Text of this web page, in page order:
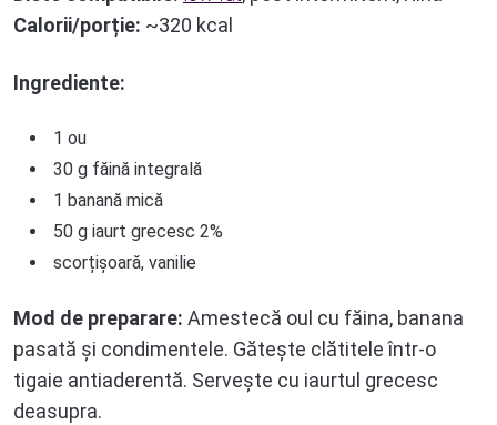
Calorii/porție: ~320 kcal
Ingrediente:
1 ou
30 g făină integrală
1 banană mică
50 g iaurt grecesc 2%
scorțișoară, vanilie
Mod de preparare: Amestecă oul cu făina, banana
pasată și condimentele. Gătește clătitele într-o
tigaie antiaderentă. Servește cu iaurtul grecesc
deasupra.